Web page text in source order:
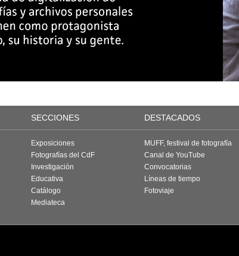
SECCIONES DESTACADOS
Exposiciones
Fotografías del CdF
Investigación
Educativa
Catálogo
Mediateca
MUFF, festival de fotografía
Canal de YouTube
Convocatorias
Líneas de tiempo
Fotoviaje